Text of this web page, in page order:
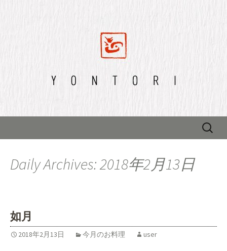
四鳥のブログ
検
Daily Archives: 2018年2月13日
如月
2018年2月13日 今月のお料理 user